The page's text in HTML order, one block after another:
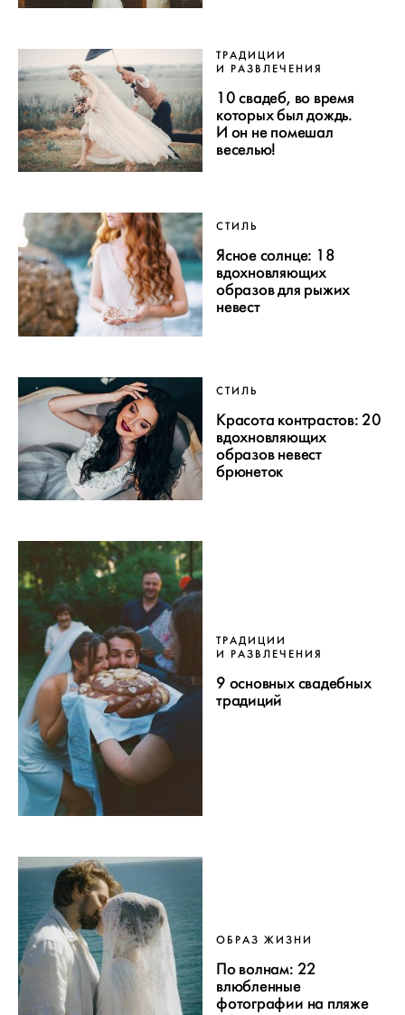
ТРАДИЦИИ
И РАЗВЛЕЧЕНИЯ
10 свадеб, во время
которых был дождь.
И он не помешал
веселью!
СТИЛЬ
Ясное солнце: 18
вдохновляющих
образов для рыжих
невест
СТИЛЬ
Красота контрастов: 20
вдохновляющих
образов невест
брюнеток
ТРАДИЦИИ
И РАЗВЛЕЧЕНИЯ
9 основных свадебных
традиций
ОБРАЗ ЖИЗНИ
По волнам: 22
влюбленные
фотографии на пляже